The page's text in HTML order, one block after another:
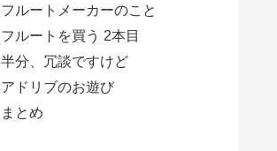
フルートメーカーのこと
フルートを買う 2本目
半分、冗談ですけど
アドリブのお遊び
まとめ